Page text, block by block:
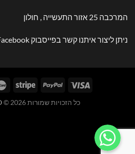
המרכבה 25 אזור התעשייה , חולון
ניתן ליצור איתנו קשר בפייסבוק
כל הזכויות שמורות 2026 ©
WhatsApp